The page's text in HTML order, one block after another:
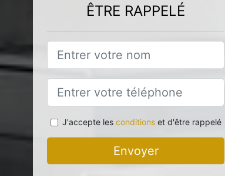
ÊTRE RAPPELÉ
J'accepte les conditionset d'être rappelé
Envoyer